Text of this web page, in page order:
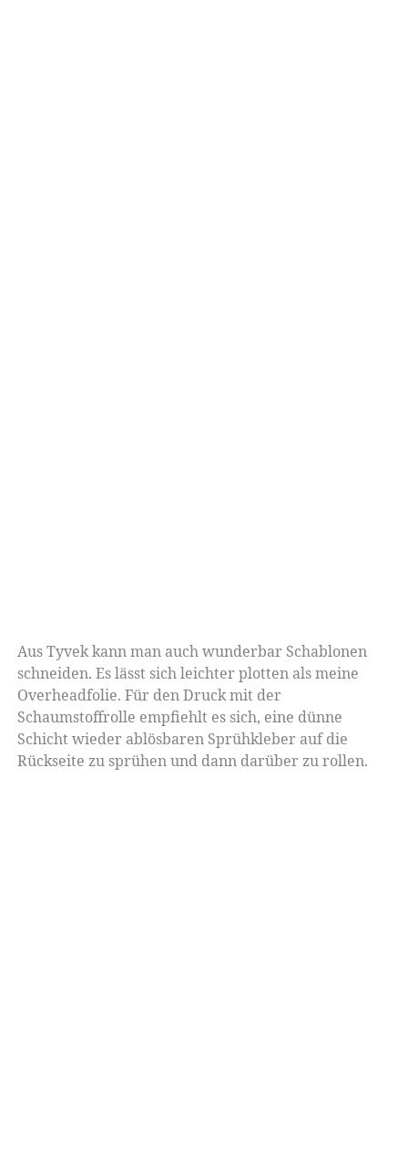
Aus Tyvek kann man auch wunderbar Schablonen
schneiden. Es lässt sich leichter plotten als meine
Overheadfolie. Für den Druck mit der
Schaumstoffrolle empfiehlt es sich, eine dünne
Schicht wieder ablösbaren Sprühkleber auf die
Rückseite zu sprühen und dann darüber zu rollen.